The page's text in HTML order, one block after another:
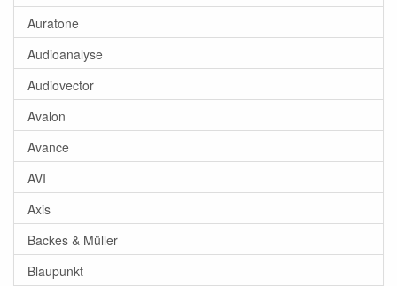
Auratone
Audioanalyse
Audiovector
Avalon
Avance
AVI
Axis
Backes & Müller
Blaupunkt